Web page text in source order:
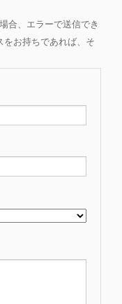
合、エラーで送信でき
をお持ちであれば、そ